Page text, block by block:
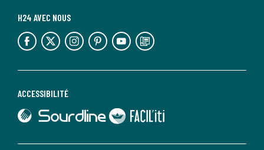
ACCESSIBILITÉ
lien vers Sourdline
lien vers Faciliti
H24 AVEC NOUS
lien vers l'espace réseaux sociaux lien vers l'espace réseaux sociaux lien vers l'espace réseaux sociaux lien vers l'espace réseaux sociaux lien vers l'espace réseaux sociaux lien vers le blog la redoute